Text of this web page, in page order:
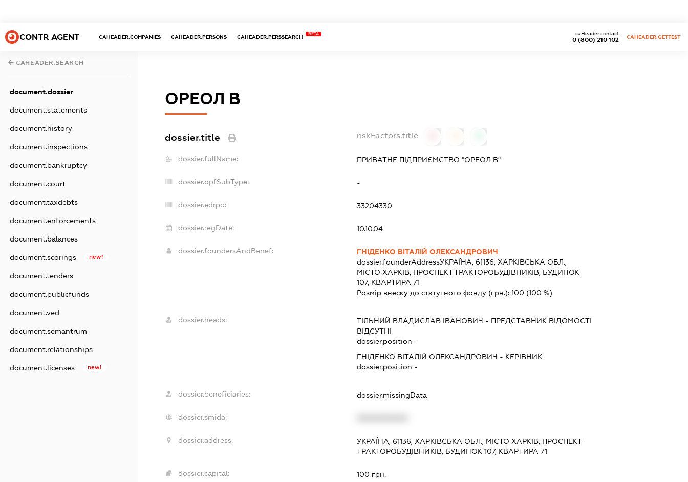
CONTR AGENT CAHEADER.COMPANIES CAHEADER.PERSONS CAHEADER.PERSSEARCH
BETA
0 (800) 210 102
caHeader.contact
CAHEADER.GETTEST
CAHEADER.SEARCH
document.dossier
document.statements
document.history
document.inspections
document.bankruptcy
document.court
document.taxdebts
document.enforcements
document.balances
document.scorings new!
document.tenders
document.publicfunds
document.ved
document.semantrum
document.relationships
document.licenses new!
ОРЕОЛ В
dossier.title riskFactors.title
dossier.fullName: ПРИВАТНЕ ПІДПРИЄМСТВО "ОРЕОЛ В"
dossier.opfSubType: -
dossier.edrpo: 33204330
dossier.regDate: 10.10.04
dossier.foundersAndBenef:
ГНІДЕНКО ВІТАЛІЙ ОЛЕКСАНДРОВИЧ
dossier.founderAddressУКРАЇНА, 61136, ХАРКІВСЬКА ОБЛ.,
МІСТО ХАРКІВ, ПРОСПЕКТ ТРАКТОРОБУДІВНИКІВ, БУДИНОК
107, КВАРТИРА 71
Розмір внеску до статутного фонду (грн.):100 (100 %)
dossier.heads: ТІЛЬНИЙ ВЛАДИСЛАВ ІВАНОВИЧ - ПРЕДСТАВНИК ВІДОМОСТІ
ВІДСУТНІ
dossier.position -
ГНІДЕНКО ВІТАЛІЙ ОЛЕКСАНДРОВИЧ - КЕРІВНИК
dossier.position -
dossier.beneficiaries: dossier.missingData
dossier.smida:
dossier.address:
УКРАЇНА, 61136, ХАРКІВСЬКА ОБЛ., МІСТО ХАРКІВ, ПРОСПЕКТ
ТРАКТОРОБУДІВНИКІВ, БУДИНОК 107, КВАРТИРА 71
dossier.capital: 100 грн.